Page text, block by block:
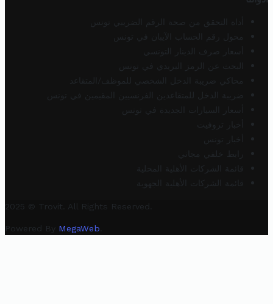
أداة التحقق من صحة الرقم الضريبي تونس
محول رقم الحساب الآيبان في تونس
أسعار صرف الدينار التونسي
البحث عن الرمز البريدي في تونس
محاكي ضريبة الدخل الشخصي للموظف/المتقاعد
ضريبة الدخل للمتقاعدين الفرنسيين المقيمين في تونس
أسعار السيارات الجديدة في تونس
أخبار تروفيت
أخبار تونس
رابط خلفي مجاني
قائمة الشركات الأهلية المحلية
قائمة الشركات الأهلية الجهوية
2025 © Trovit. All Rights Reserved.
Powered By MegaWeb